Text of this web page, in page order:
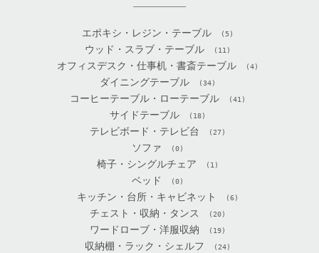
エポキシ・レジン・テーブル (5)
ウッド・スラブ・テーブル (11)
オフィスデスク・仕事机・書斎テーブル (4)
ダイニングテーブル (34)
コーヒーテーブル・ローテーブル (41)
サイドテーブル (18)
テレビボード・テレビ台 (27)
ソファ (0)
椅子・シングルチェア (1)
ベッド (0)
キッチン・台所・キャビネット (6)
チェスト・収納・タンス (20)
ワードローブ・洋服収納 (19)
収納棚・ラック・シェルフ (24)